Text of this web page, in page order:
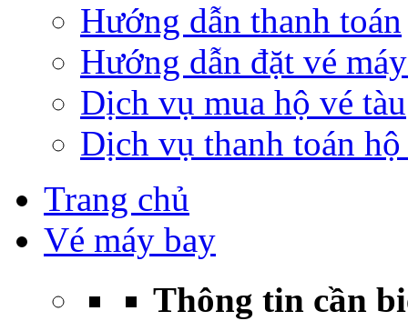
Hướng dẫn thanh toán
Hướng dẫn đặt vé
Dịch vụ mua hộ vé tàu
Dịch vụ thanh toán hộ
Trang chủ
Vé máy bay
Thông tin cần